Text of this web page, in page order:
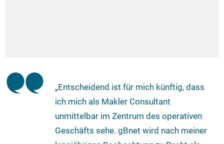
„Entscheidend ist für mich künftig, dass
ich mich als Makler Consultant
unmittelbar im Zentrum des operativen
Geschäfts sehe. gBnet wird nach meiner